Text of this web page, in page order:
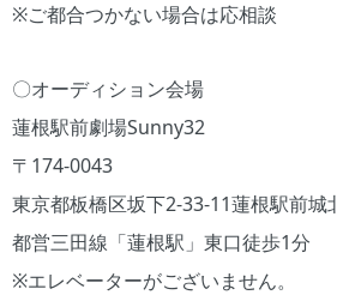
※ご都合つかない場合は応相談
〇オーディション会場
蓮根駅前劇場Sunny32
〒174-0043
東京都板橋区坂下2-33-11蓮根駅前城
都営三田線「蓮根駅」東口徒歩1分
※エレベーターがございません。